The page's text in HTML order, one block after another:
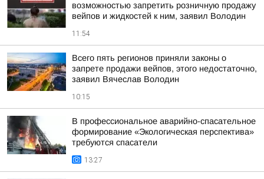
возможностью запретить розничную продажу
вейпов и жидкостей к ним, заявил Володин
11:54
Всего пять регионов приняли законы о
запрете продажи вейпов, этого недостаточно,
заявил Вячеслав Володин
10:15
В профессиональное аварийно-спасательное
формирование «Экологическая перспектива»
требуются спасатели
13:27